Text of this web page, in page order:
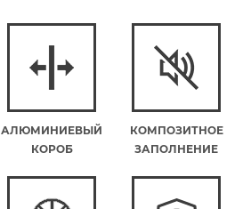
АЛЮМИНИЕВЫЙ
КОРОБ
КОМПОЗИТНОЕ
ЗАПОЛНЕНИЕ